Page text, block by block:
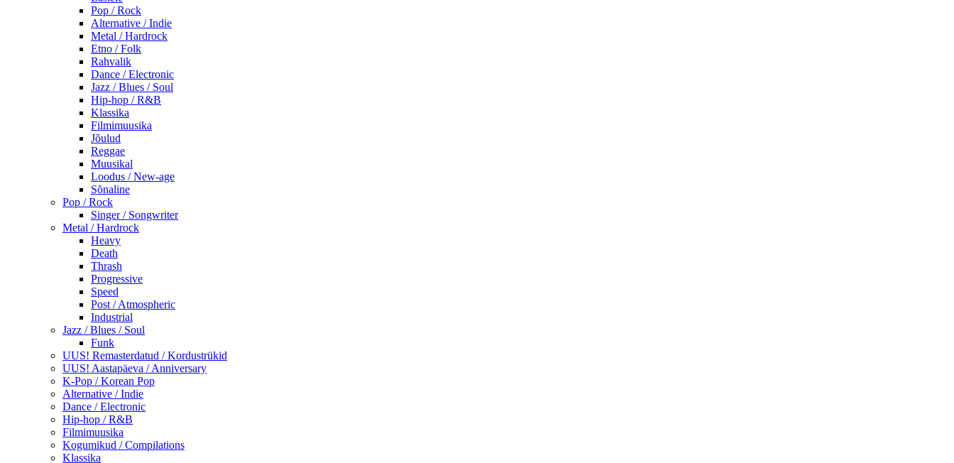
Pop / Rock
Alternative / Indie
Metal / Hardrock
Etno / Folk
Rahvalik
Dance / Electronic
Jazz / Blues / Soul
Hip-hop / R&B
Klassika
Filmimuusika
Jõulud
Reggae
Muusikal
Loodus / New-age
Sõnaline
Pop / Rock
Singer / Songwriter
Metal / Hardrock
Heavy
Death
Thrash
Progressive
Speed
Post / Atmospheric
Industrial
Jazz / Blues / Soul
Funk
UUS! Remasterdatud / Kordustrükid
UUS! Aastapäeva / Anniversary
K-Pop / Korean Pop
Alternative / Indie
Dance / Electronic
Hip-hop / R&B
Filmimuusika
Kogumikud / Compilations
Klassika